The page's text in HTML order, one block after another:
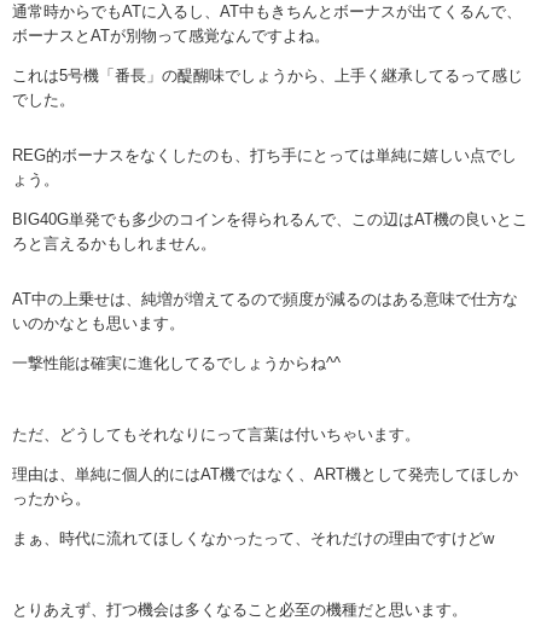
通常時からでもATに入るし、AT中もきちんとボーナスが出てくるんで、
ボーナスとATが別物って感覚なんですよね。
これは5号機「番長」の醍醐味でしょうから、上手く継承してるって感じ
でした。
REG的ボーナスをなくしたのも、打ち手にとっては単純に嬉しい点でし
ょう。
BIG40G単発でも多少のコインを得られるんで、この辺はAT機の良いとこ
ろと言えるかもしれません。
AT中の上乗せは、純増が増えてるので頻度が減るのはある意味で仕方な
いのかなとも思います。
一撃性能は確実に進化してるでしょうからね^^
ただ、どうしてもそれなりにって言葉は付いちゃいます。
理由は、単純に個人的にはAT機ではなく、ART機として発売してほしか
ったから。
まぁ、時代に流れてほしくなかったって、それだけの理由ですけどw
とりあえず、打つ機会は多くなること必至の機種だと思います。